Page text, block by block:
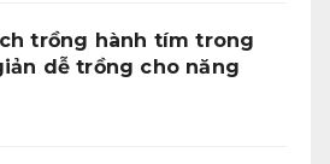
trồng hành tím trong
dễ trồng cho năng